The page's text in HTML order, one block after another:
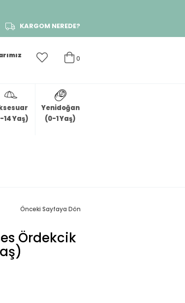
KARGOM NEREDE?
0
14 Yaş)
Yenidoğan
(0-1 Yaş)
Önceki Sayfaya Dön
Ördekcik